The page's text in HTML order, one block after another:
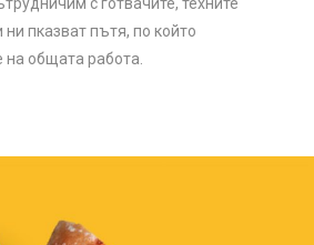
пказват пътя, по който
общата работа.